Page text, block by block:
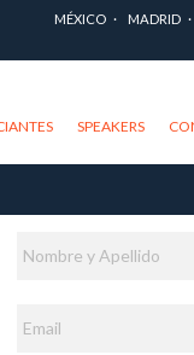
MÉXICO MADRID
SPEAKERS